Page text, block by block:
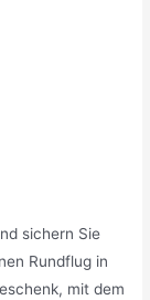
sichern Sie
Rundflug in
mit dem